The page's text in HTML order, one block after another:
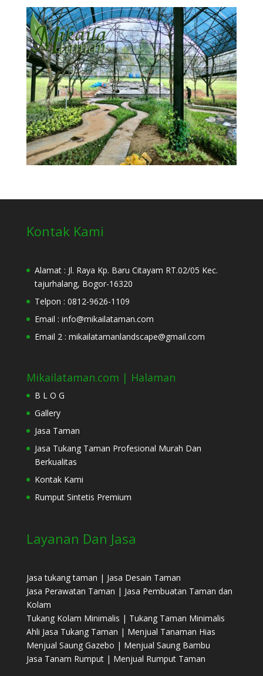
Kontak Kami
Alamat : Jl. Raya Kp. Baru Citayam RT.02/05 Kec.
tajurhalang, Bogor-16320
Telpon : 0812-9626-1109
Email : info@mikailataman.com
Email 2 : mikailatamanlandscape@gmail.com
Mikailataman.com | Halaman
B L O G
Gallery
Jasa Taman
Jasa Tukang Taman Profesional Murah Dan
Berkualitas
Kontak Kami
Rumput Sintetis Premium
Layanan Dan Jasa
Jasa tukang taman | Jasa Desain Taman
Jasa Perawatan Taman | Jasa Pembuatan Taman dan
Kolam
Tukang Kolam Minimalis | Tukang Taman Minimalis
Ahli Jasa Tukang Taman | Menjual Tanaman Hias
Menjual Saung Gazebo | Menjual Saung Bambu
Jasa Tanam Rumput | Menjual Rumput Taman